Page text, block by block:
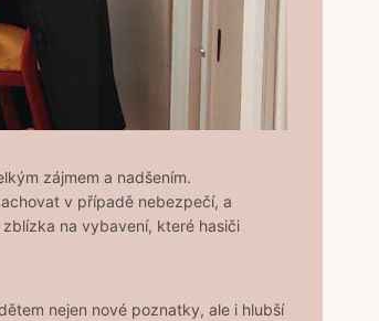
zájmem a nadšením.
v případě nebezpečí, a
na vybavení, které hasiči
nejen nové poznatky, ale i hlubší